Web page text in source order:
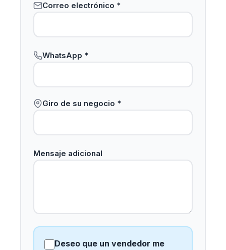
Correo electrónico *
WhatsApp *
Giro de su negocio *
Mensaje adicional
Deseo que un vendedor me